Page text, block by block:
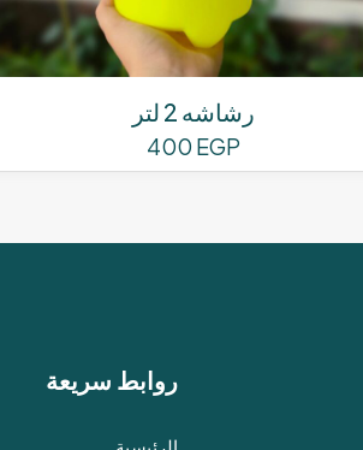
رشاشه 2 لتر
400 EGP
روابط سريعة